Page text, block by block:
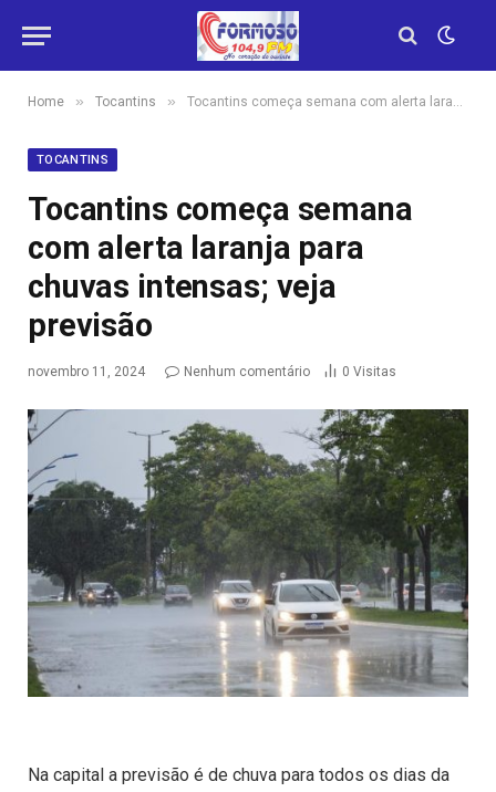
Home » Tocantins » Tocantins começa semana com alerta laranja para chuvas intensas; veja previsão
TOCANTINS
Tocantins começa semana
com alerta laranja para
chuvas intensas; veja
previsão
novembro 11, 2024 Nenhum comentário 0 Visitas
Na capital a previsão é de chuva para todos os dias da